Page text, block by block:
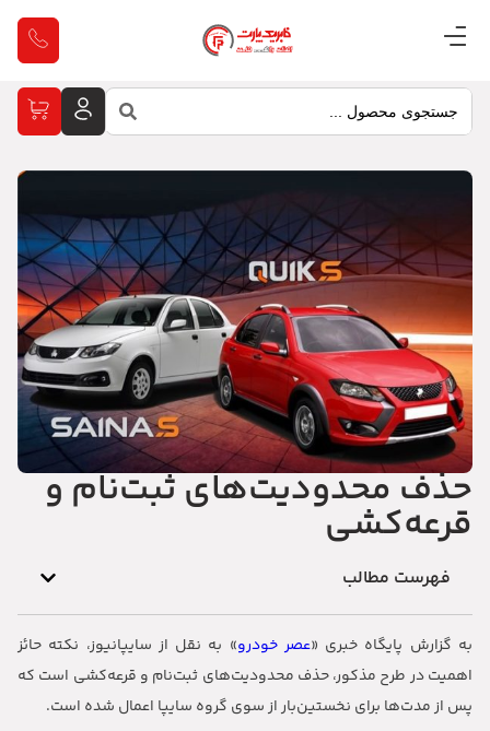
حذف محدودیت‌های ثبت‌نام و
قرعه‌کشی
فهرست مطالب
به گزارش پایگاه خبری «عصر خودرو» به نقل از سایپانیوز، نکته حائز
اهمیت در طرح مذکور، حذف محدودیت‌های ثبت‌نام و قرعه‌کشی است که
پس از مدت‌ها برای نخستین‌بار از سوی گروه سایپا اعمال شده است.